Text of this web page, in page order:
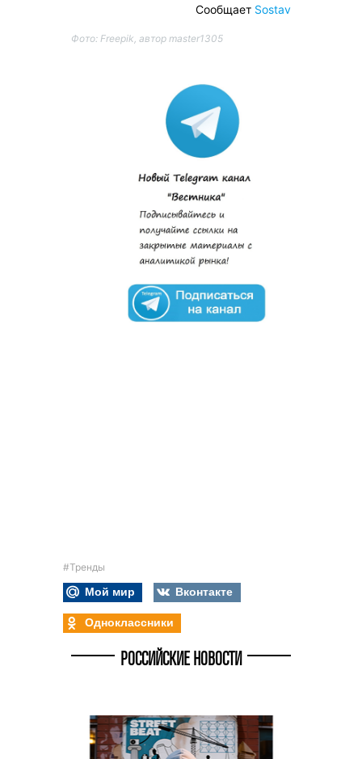
Сообщает Sostav
Фото: Freepik, автор master1305
#Тренды
Мой мир
Вконтакте
Одноклассники
РОССИЙСКИЕ НОВОСТИ